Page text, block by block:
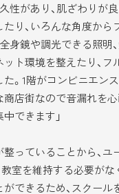
性があり、肌ざわりが
り、いろんな角度から
身鏡や調光できる照明
ト環境を整えたり、フ
。1階がコンビニエン
店街なので音漏れを心
できます」
っていることから、ユ
室を維持する必要がな
できるため、スクール